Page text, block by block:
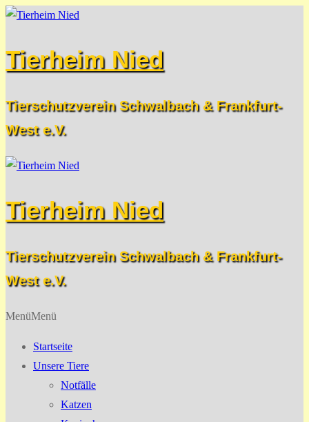
Zum
springen
Menü
Schließen
Tierheim Nied
Tierschutzverein Schwalbach & Frankfurt-
West e.V.
Tierheim Nied
Tierschutzverein Schwalbach & Frankfurt-
West e.V.
MenüMenü
Startseite
Unsere Tiere
Notfälle
Katzen